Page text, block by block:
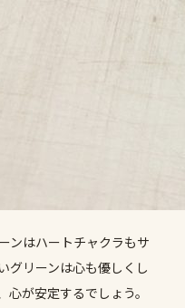
ンはハートチャクラもサ
グリーンは心も優しくし
心が安定するでしょう。